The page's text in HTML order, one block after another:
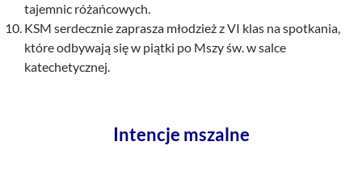
tajemnic różańcowych.
KSM serdecznie zaprasza młodzież z VI klas na spotkania,
które odbywają się w piątki po Mszy św. w salce
katechetycznej.
Intencje mszalne